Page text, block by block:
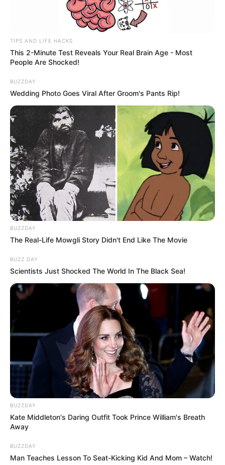
TIPS AND LIFE HACKS
This 2-Minute Test Reveals Your Real Brain Age - Most
People Are Shocked!
BUZZDAY
Wedding Photo Goes Viral After Groom's Pants Rip!
BUZZDAY
The Real-Life Mowgli Story Didn't End Like The Movie
BUZZ DAY
Scientists Just Shocked The World In The Black Sea!
BUZZDAY
Kate Middleton's Daring Outfit Took Prince William's Breath
Away
BUZZDAY
Man Teaches Lesson To Seat-Kicking Kid And Mom – Watch!